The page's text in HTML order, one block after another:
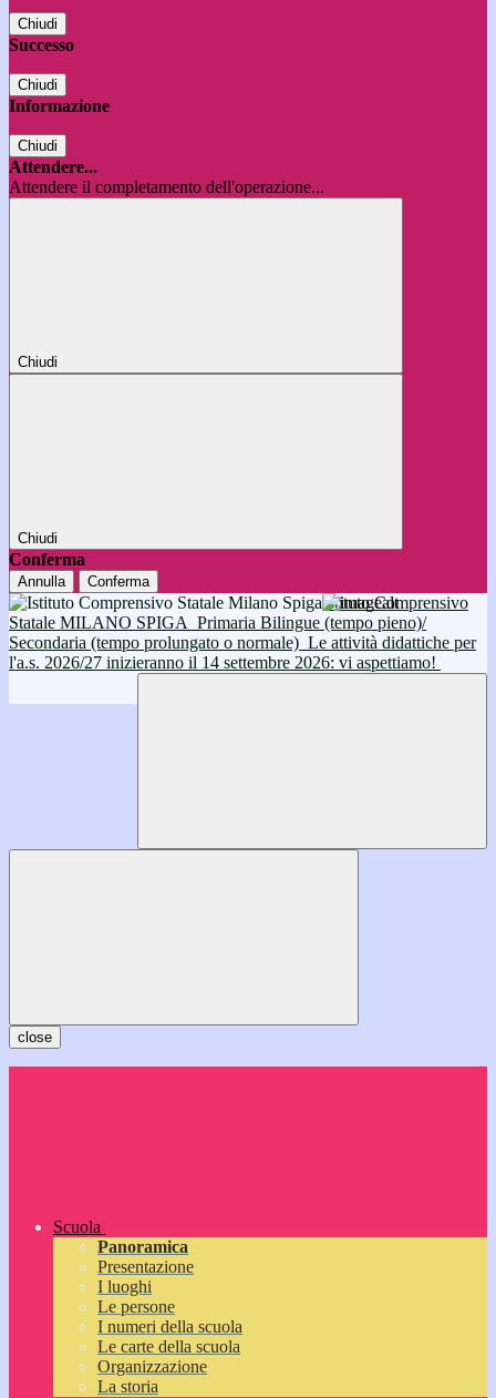
Chiudi
Successo
Chiudi
Informazione
Chiudi
Attendere...
Attendere il completamento dell'operazione...
Chiudi
Chiudi
Conferma
Annulla Conferma
Istituto Comprensivo
Statale MILANO SPIGA Primaria Bilingue (tempo pieno)/
Secondaria (tempo prolungato o normale) Le attività didattiche per
l'a.s. 2026/27 inizieranno il 14 settembre 2026: vi aspettiamo!
close
Scuola
Panoramica
Presentazione
I luoghi
Le persone
I numeri della scuola
Le carte della scuola
Organizzazione
La storia